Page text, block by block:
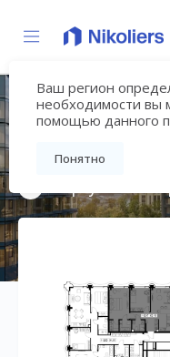
Ваш регион
необходимости вы
помощью данного
Понятно
«МИРА»